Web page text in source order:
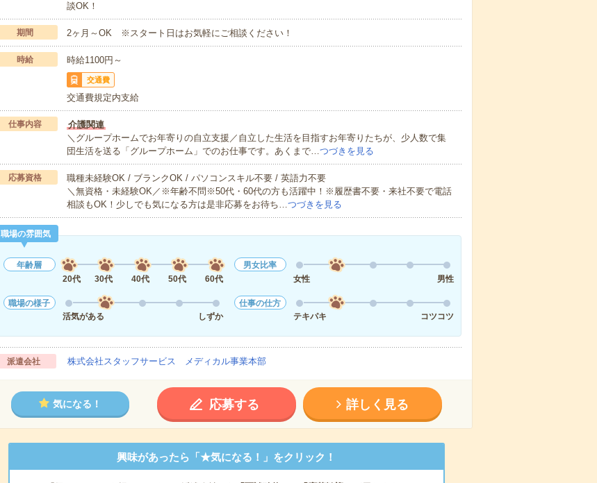
談OK！
期間 2ヶ月～OK ※スタート日はお気軽にご相談ください！
時給 時給1100円～
交通費
交通費規定内支給
仕事内容
介護関連
＼グループホームでお年寄りの自立支援／自立した生活を目指すお年寄りたちが、少人数で集
団生活を送る「グループホーム」でのお仕事です。あくまで…つづきを見る
応募資格
職種未経験OK / ブランクOK / パソコンスキル不要 / 英語力不要
＼無資格・未経験OK／※年齢不問※50代・60代の方も活躍中！※履歴書不要・来社不要で電話
相談もOK！少しでも気になる方は是非応募をお待ち…つづきを見る
職場の雰囲気
年齢層
20代
30代 40代 50代 60代
男女比率
女性
男性
職場の様子
活気がある
しずか
仕事の仕方
テキパキ
コツコツ
派遣会社 株式会社スタッフサービス メディカル事業本部
気になる！ 応募する 詳しく見る
興味があったら「★気になる！」をクリック！